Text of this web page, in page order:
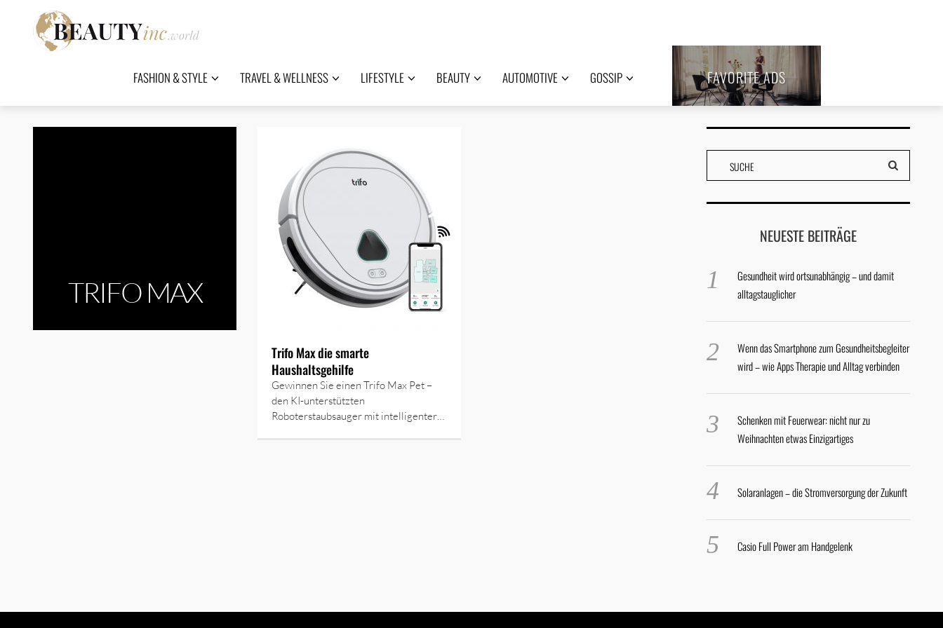
FASHION & STYLE TRAVEL & WELLNESS LIFESTYLE BEAUTY AUTOMOTIVE GOSSIP FAVORITE ADS
TRIFO MAX
Trifo Max die smarte
Haushaltsgehilfe
Gewinnen Sie einen Trifo Max Pet –
den KI-unterstützten
Roboterstaubsauger mit intelligenter…
NEUESTE BEITRÄGE
Gesundheit wird ortsunabhängig – und damit
alltagstauglicher
Wenn das Smartphone zum Gesundheitsbegleiter
wird – wie Apps Therapie und Alltag verbinden
Schenken mit Feuerwear: nicht nur zu
Weihnachten etwas Einzigartiges
Solaranlagen – die Stromversorgung der Zukunft
Casio Full Power am Handgelenk